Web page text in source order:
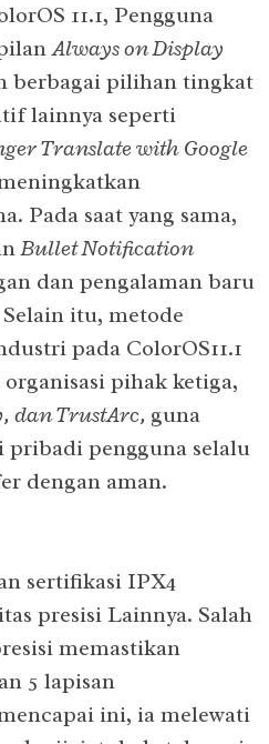
11.1, Pengguna
Always on Display
berbagai pilihan tingkat
lainnya seperti
Translate with Google
Pada saat yang sama,
Bullet Notification
dan pengalaman baru
itu, metode
pada ColorOS11.1
pihak ketiga,
dan TrustArc, guna
pengguna selalu
dengan aman.
sertifikasi IPX4
presisi Lainnya. Salah
memastikan
5 lapisan
ini, ia melewati